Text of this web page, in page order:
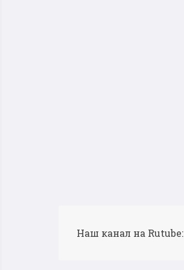
Наш канал на Rutube: